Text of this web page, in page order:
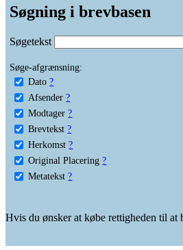
Søgning i brevbasen
Søgetekst
Søge-afgrænsning:
Dato ?
Afsender ?
Modtager ?
Brevtekst ?
Herkomst ?
Original Placering ?
Metatekst ?
Hvis du ønsker at købe rettigheden til at